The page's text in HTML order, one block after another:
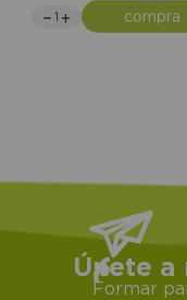
compra
Únete a
Formar